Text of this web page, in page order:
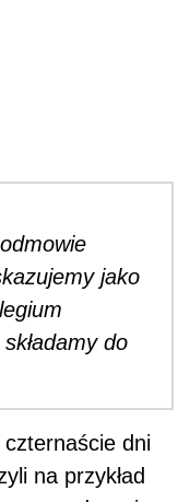
jako
do
czternaście dni
na przykład